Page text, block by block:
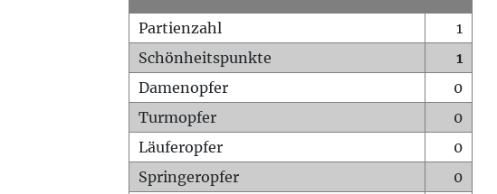
Partienzahl
1
Schönheitspunkte
1
Damenopfer
0
Turmopfer
0
Läuferopfer
0
Springeropfer
0